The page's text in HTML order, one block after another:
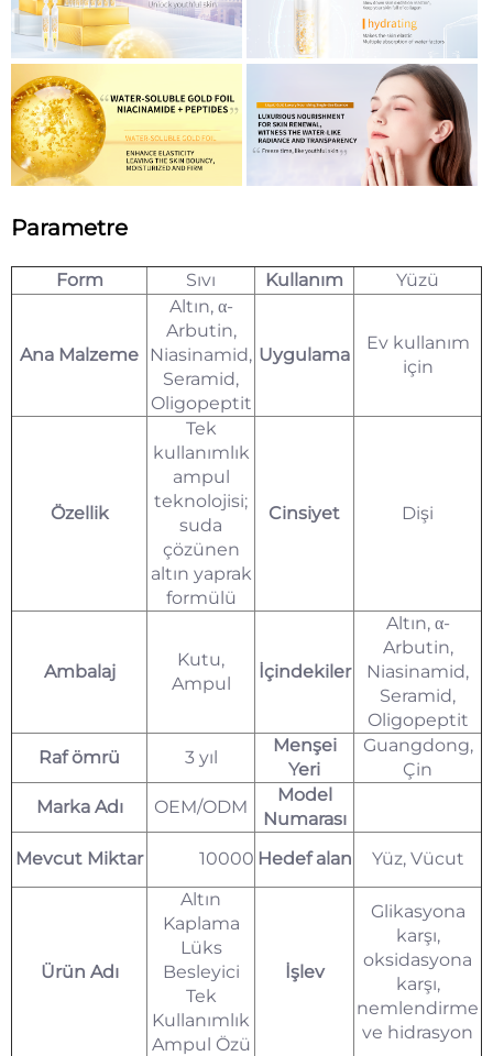
Parametre
Form Sıvı Kullanım Yüzü
Ana Malzeme
Altın, α-
Arbutin,
Niasinamid,
Seramid,
Oligopeptit
Uygulama
Ev kullanım
için
Özellik
Tek
kullanımlık
ampul
teknolojisi;
suda
çözünen
altın yaprak
formülü
Cinsiyet Dişi
Ambalaj
Kutu,
Ampul
İçindekiler
Altın, α-
Arbutin,
Niasinamid,
Seramid,
Oligopeptit
Raf ömrü
3 yıl
Menşei
Yeri
Guangdong,
Çin
Marka Adı
OEM/ODM
Model
Numarası
Mevcut Miktar
10000 Hedef alan Yüz, Vücut
Ürün Adı
Altın
Kaplama
Lüks
Besleyici
Tek
Kullanımlık
Ampul Özü
İşlev
Glikasyona
karşı,
oksidasyona
karşı,
nemlendirme
ve hidrasyon